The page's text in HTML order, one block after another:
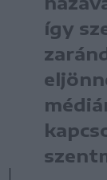
így